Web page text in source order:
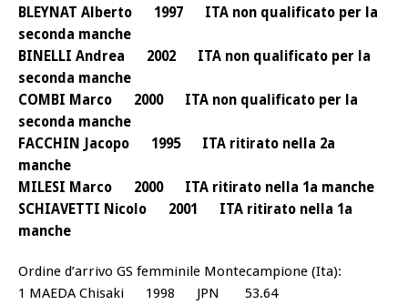
BLEYNAT Alberto 1997 ITA non qualificato per la
seconda manche
BINELLI Andrea 2002 ITA non qualificato per la
seconda manche
COMBI Marco 2000 ITA non qualificato per la
seconda manche
FACCHIN Jacopo 1995 ITA ritirato nella 2a
manche
MILESI Marco 2000 ITA ritirato nella 1a manche
SCHIAVETTI Nicolo 2001 ITA ritirato nella 1a
manche
Ordine d’arrivo GS femminile Montecampione (Ita):
1 MAEDA Chisaki 1998 JPN 53.64